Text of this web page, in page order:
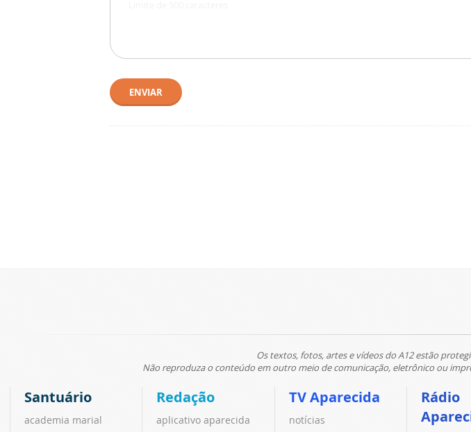
ENVIAR
Os textos, fotos, artes e vídeos do A12 estão
Não reproduza o conteúdo em outro meio de comunicação, eletrônico ou
Santuário
academia marial
Redação
aplicativo aparecida
TV Aparecida
notícias
Rádio